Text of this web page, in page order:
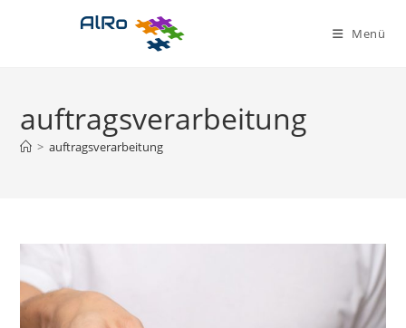
Menü
auftragsverarbeitung
> auftragsverarbeitung